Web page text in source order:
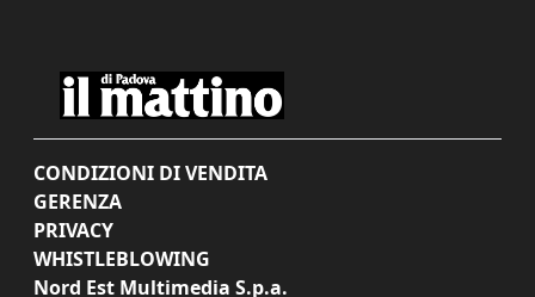
CONDIZIONI DI VENDITA
GERENZA
PRIVACY
WHISTLEBLOWING
Nord Est Multimedia S.p.a.